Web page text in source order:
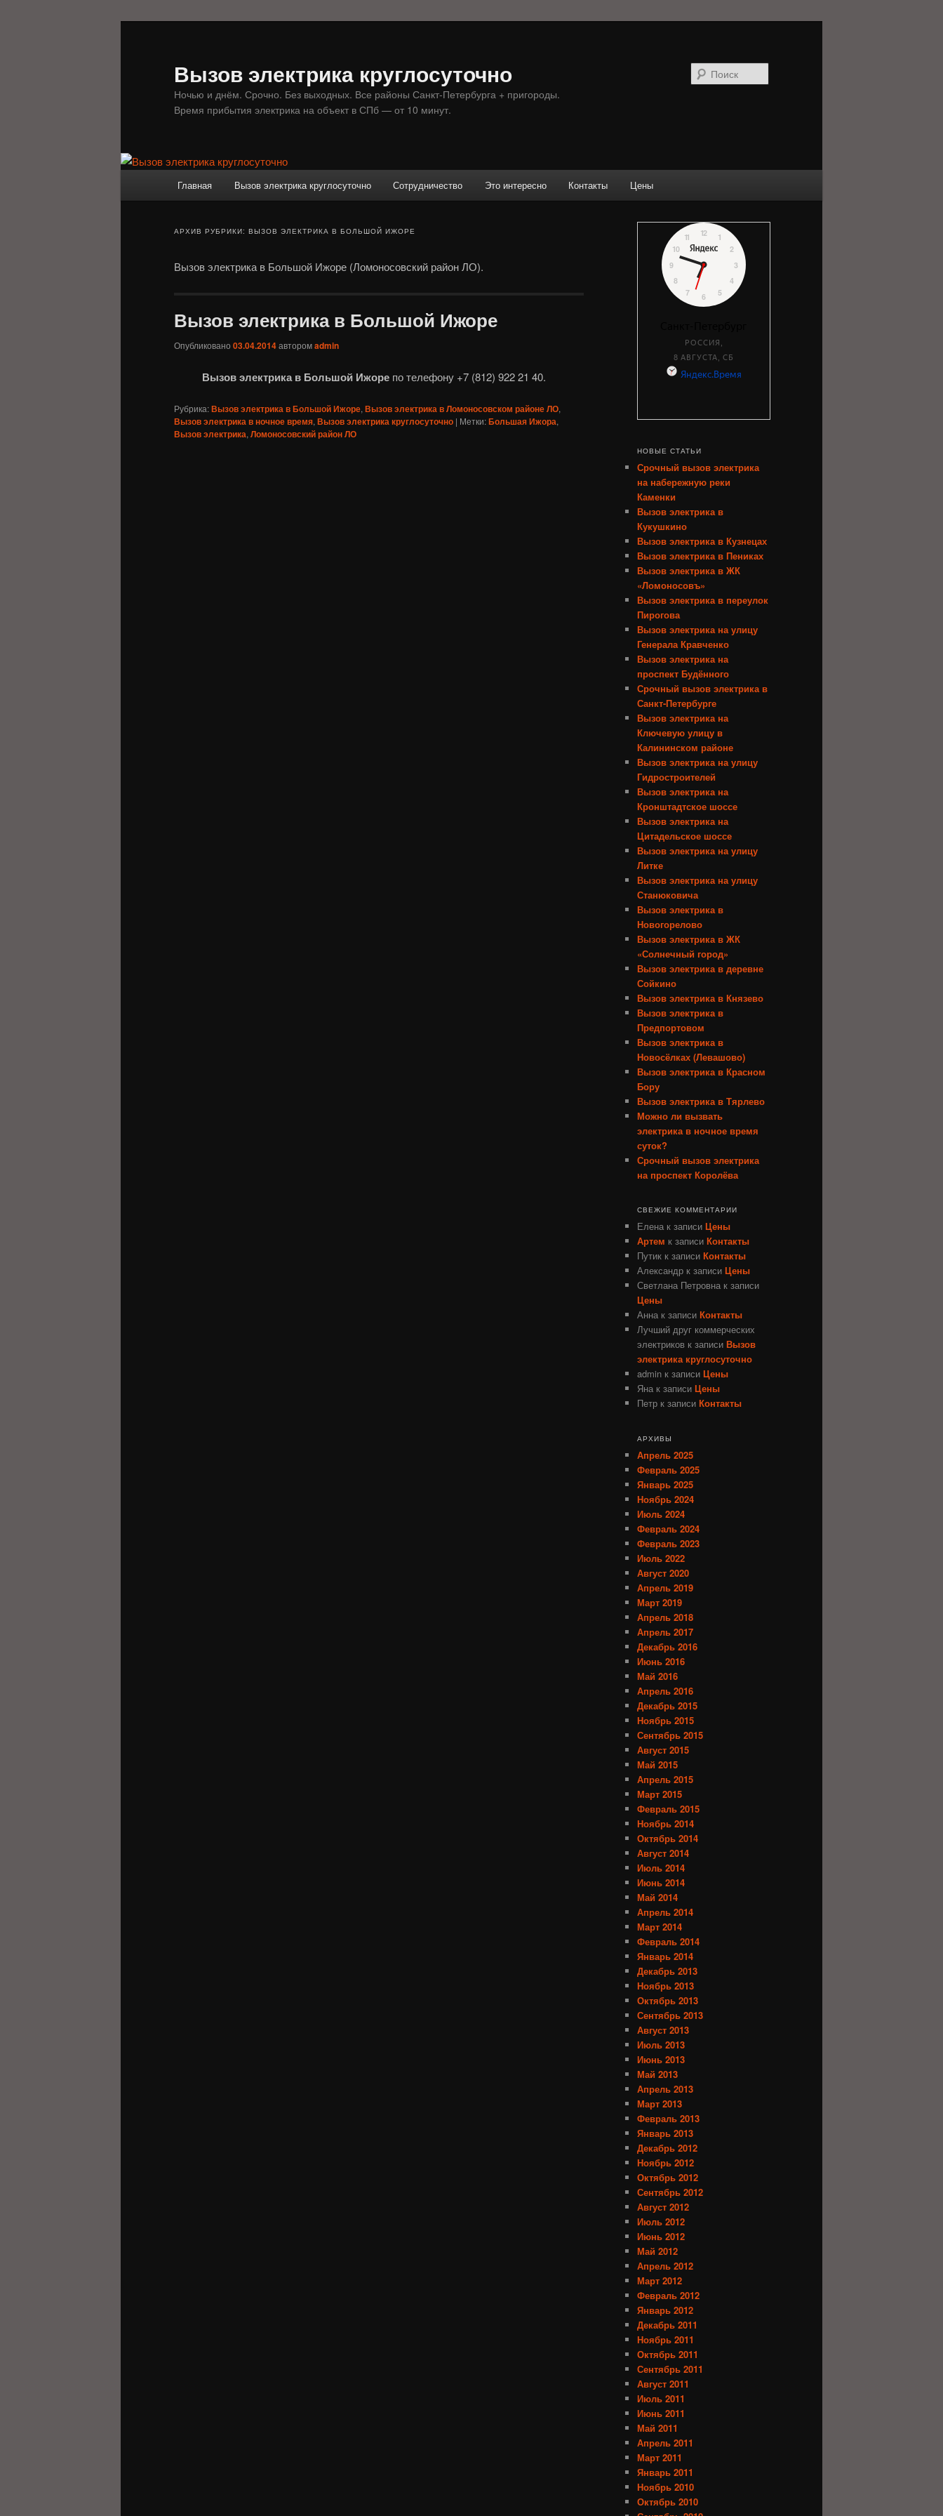
Вызов электрика круглосуточно
Ночью и днём. Срочно. Без выходных. Все районы Санкт-Петербурга + пригороды.
Время прибытия электрика на объект в СПб — от 10 минут.
Главная Вызов электрика круглосуточно Сотрудничество Это интересно Контакты Цены
АРХИВ РУБРИКИ: ВЫЗОВ ЭЛЕКТРИКА В БОЛЬШОЙ ИЖОРЕ
Вызов электрика в Большой Ижоре (Ломоносовский район ЛО).
Вызов электрика в Большой Ижоре
Опубликовано 03.04.2014авторомadmin
Вызов электрика в Большой Ижоре по телефону +7 (812) 922 21 40.
Рубрика:Вызов электрика в Большой Ижоре, Вызов электрика в Ломоносовском районе ЛО,
Вызов электрика в ночное время, Вызов электрика круглосуточно | Метки:Большая Ижора,
Вызов электрика, Ломоносовский район ЛО
НОВЫЕ СТАТЬИ
Срочный вызов электрика
на набережную реки
Каменки
Вызов электрика в
Кукушкино
Вызов электрика в Кузнецах
Вызов электрика в Пениках
Вызов электрика в ЖК
«Ломоносовъ»
Вызов электрика в переулок
Пирогова
Вызов электрика на улицу
Генерала Кравченко
Вызов электрика на
проспект Будённого
Срочный вызов электрика в
Санкт-Петербурге
Вызов электрика на
Ключевую улицу в
Калининском районе
Вызов электрика на улицу
Гидростроителей
Вызов электрика на
Кронштадтское шоссе
Вызов электрика на
Цитадельское шоссе
Вызов электрика на улицу
Литке
Вызов электрика на улицу
Станюковича
Вызов электрика в
Новогорелово
Вызов электрика в ЖК
«Солнечный город»
Вызов электрика в деревне
Сойкино
Вызов электрика в Князево
Вызов электрика в
Предпортовом
Вызов электрика в
Новосёлках (Левашово)
Вызов электрика в Красном
Бору
Вызов электрика в Тярлево
Можно ли вызвать
электрика в ночное время
суток?
Срочный вызов электрика
на проспект Королёва
СВЕЖИЕ КОММЕНТАРИИ
Елена к записи Цены
Артем к записи Контакты
Путик к записи Контакты
Александр к записи Цены
Светлана Петровна к записи
Цены
Анна к записи Контакты
Лучший друг коммерческих
электриков к записи Вызов
электрика круглосуточно
admin к записи Цены
Яна к записи Цены
Петр к записи Контакты
АРХИВЫ
Апрель 2025
Февраль 2025
Январь 2025
Ноябрь 2024
Июль 2024
Февраль 2024
Февраль 2023
Июль 2022
Август 2020
Апрель 2019
Март 2019
Апрель 2018
Апрель 2017
Декабрь 2016
Июнь 2016
Май 2016
Апрель 2016
Декабрь 2015
Ноябрь 2015
Сентябрь 2015
Август 2015
Май 2015
Апрель 2015
Март 2015
Февраль 2015
Ноябрь 2014
Октябрь 2014
Август 2014
Июль 2014
Июнь 2014
Май 2014
Апрель 2014
Март 2014
Февраль 2014
Январь 2014
Декабрь 2013
Ноябрь 2013
Октябрь 2013
Сентябрь 2013
Август 2013
Июль 2013
Июнь 2013
Май 2013
Апрель 2013
Март 2013
Февраль 2013
Январь 2013
Декабрь 2012
Ноябрь 2012
Октябрь 2012
Сентябрь 2012
Август 2012
Июль 2012
Июнь 2012
Май 2012
Апрель 2012
Март 2012
Февраль 2012
Январь 2012
Декабрь 2011
Ноябрь 2011
Октябрь 2011
Сентябрь 2011
Август 2011
Июль 2011
Июнь 2011
Май 2011
Апрель 2011
Март 2011
Январь 2011
Ноябрь 2010
Октябрь 2010